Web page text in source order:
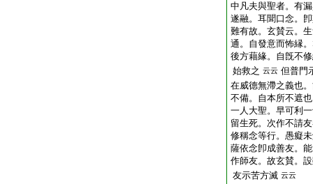
中凡夫與聖者。有
遂融。耳聞口念。
難有故。玄賛云。
通。自發意而怖縁
後方藉緣。自旣不
始救之 云云 但普門
在威德無滯之義也
不備。自本所不遮
一人大聖。早可利
留生死。次作不請
修稱念等行。愚癡
薩依念卽成善友。
作師友。故玄賛。
友示苦方滅 云云